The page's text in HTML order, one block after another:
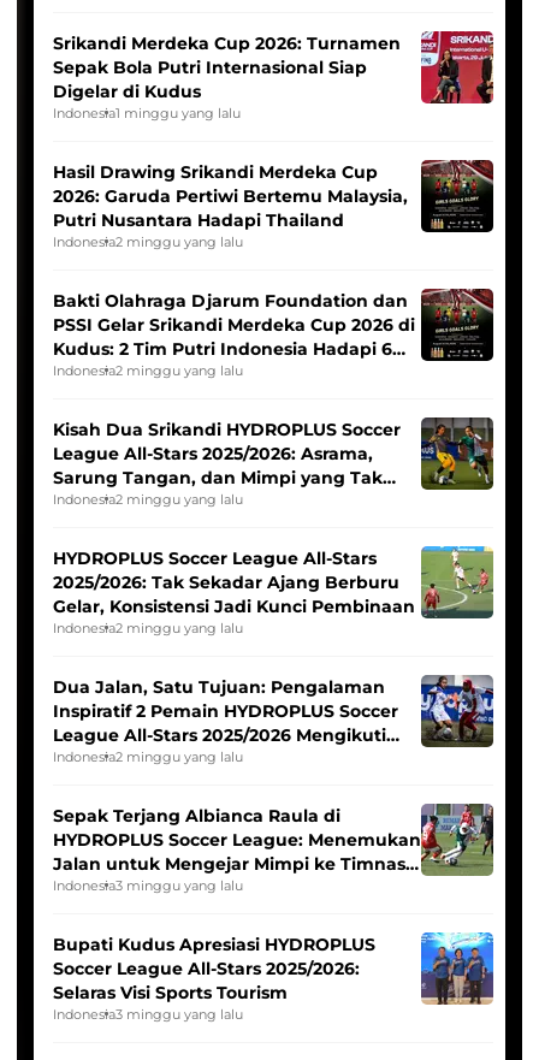
Srikandi Merdeka Cup 2026: Turnamen
Sepak Bola Putri Internasional Siap
Digelar di Kudus
Indonesia1 minggu yang lalu
Hasil Drawing Srikandi Merdeka Cup
2026: Garuda Pertiwi Bertemu Malaysia,
Putri Nusantara Hadapi Thailand
Indonesia2 minggu yang lalu
Bakti Olahraga Djarum Foundation dan
PSSI Gelar Srikandi Merdeka Cup 2026 di
Kudus: 2 Tim Putri Indonesia Hadapi 6
Tim Asia
Indonesia2 minggu yang lalu
Kisah Dua Srikandi HYDROPLUS Soccer
League All-Stars 2025/2026: Asrama,
Sarung Tangan, dan Mimpi yang Tak
Pernah Padam
Indonesia2 minggu yang lalu
HYDROPLUS Soccer League All-Stars
2025/2026: Tak Sekadar Ajang Berburu
Gelar, Konsistensi Jadi Kunci Pembinaan
Indonesia2 minggu yang lalu
Dua Jalan, Satu Tujuan: Pengalaman
Inspiratif 2 Pemain HYDROPLUS Soccer
League All-Stars 2025/2026 Mengikuti
Seleksi Timnas Indonesia Putri
Indonesia2 minggu yang lalu
Sepak Terjang Albianca Raula di
HYDROPLUS Soccer League: Menemukan
Jalan untuk Mengejar Mimpi ke Timnas
Indonesia Putri
Indonesia3 minggu yang lalu
Bupati Kudus Apresiasi HYDROPLUS
Soccer League All-Stars 2025/2026:
Selaras Visi Sports Tourism
Indonesia3 minggu yang lalu